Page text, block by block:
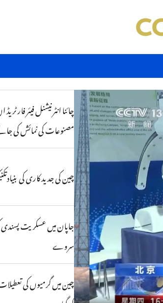
مصنوعات کی نمائش کی
چین کی جدید کاری کی
جاپان میں عسکریت
سروے